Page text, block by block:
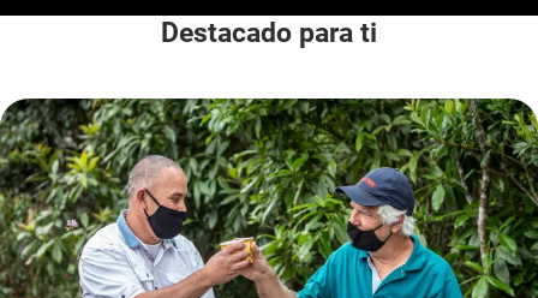
Destacado para ti